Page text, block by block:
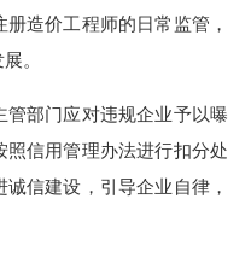
造价工程师的日常监管，
。
部门应对违规企业予以曝
信用管理办法进行扣分处
信建设，引导企业自律，